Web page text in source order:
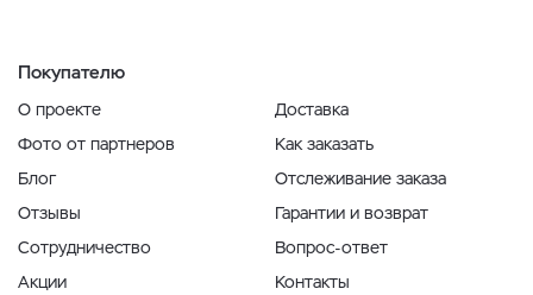
Покупателю
О проекте
Фото от партнеров
Блог
Отзывы
Сотрудничество
Акции
Доставка
Как заказать
Отслеживание заказа
Гарантии и возврат
Вопрос-ответ
Контакты